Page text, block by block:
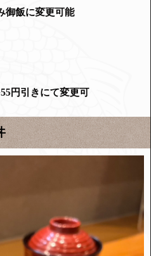
飯に変更可能
引きにて変更可